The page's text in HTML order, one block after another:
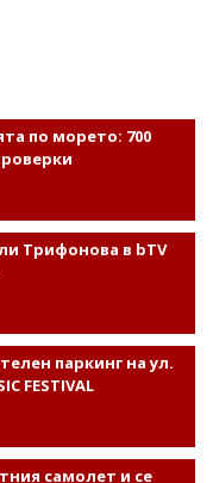
по морето: 700
Трифонова в bTV
паркинг на ул.
FESTIVAL
самолет и се